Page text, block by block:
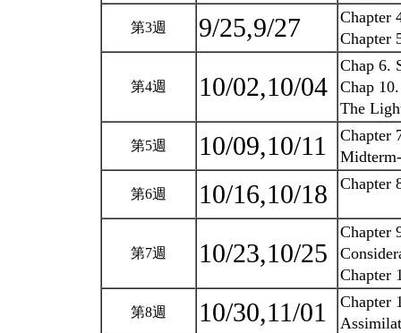
第3週 9/25,9/27
Chapter
Chapter
第4週 10/02,10/04
Chap 6.
Chap
The
第5週 10/09,10/11
Chapter
第6週 10/16,10/18 Chapter
第7週 10/23,10/25
Chapter
Chapter
第8週 10/30,11/01
Chapter